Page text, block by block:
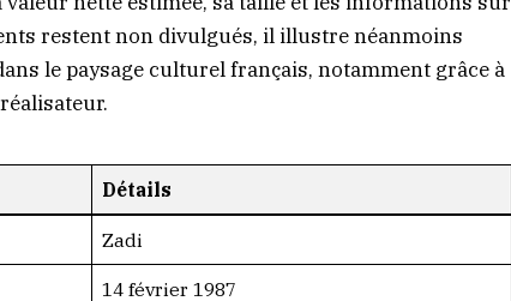
restent non divulgués, il illustre néanmoins
le paysage culturel français, notamment grâce à
Détails
Zadi
14 février 1987